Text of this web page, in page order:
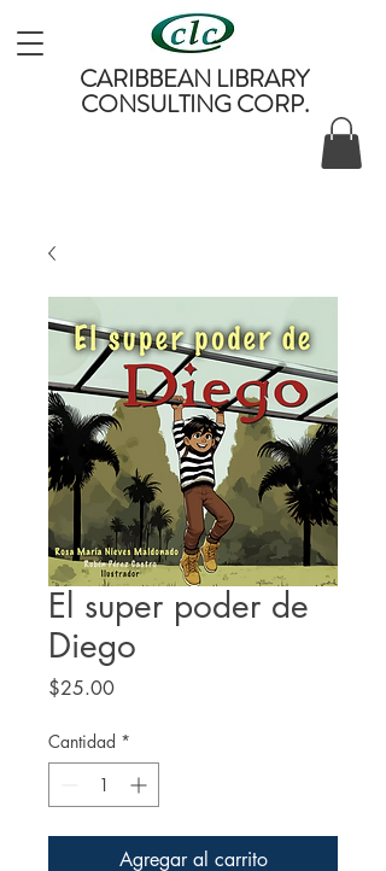
CARIBBEAN LIBRARY
CONSULTING CORP.
El super poder de
Diego
$25.00Precio
Cantidad *
Agregar al carrito